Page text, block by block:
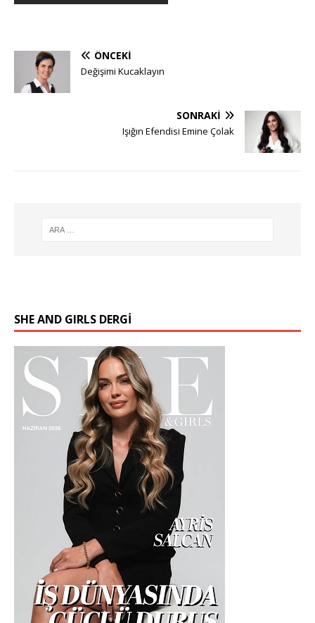
ÖNCEKI
Değişimi Kucaklayın
SONRAKI
Işığın Efendisi Emine Çolak
SHE AND GIRLS DERGİ